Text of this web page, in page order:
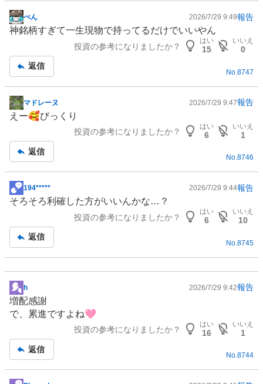
掲
示
事
ぺん 2026/7/29 9:49報告
神銘柄すぎて一生現物で持ってるだけでいいやん
投資の参考になりましたか？
はい
15
いいえ
0
返信
No. 8747
掲
示
事
マドレーヌ 2026/7/29 9:47報告
えー🥰びっくり
投資の参考になりましたか？
はい
6
いいえ
1
返信
No.8746
掲
示
事
194***** 2026/7/29 9:44報告
そろそろ利確した方がいいんかな…？
投資の参考になりましたか？
はい
6
いいえ
10
返信
No. 8745
掲
示
板
h 2026/7/29 9:42報告
増配感謝
で、累進ですよね🩷
投資の参考になりましたか？
はい
16
いいえ
1
返信
No.8744